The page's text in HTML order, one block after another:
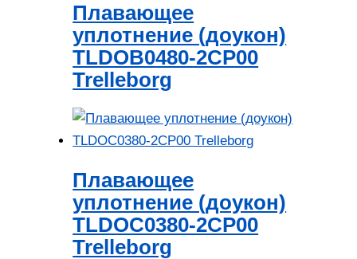
Плавающее
уплотнение (доукон)
TLDOB0480-2CP00
Trelleborg
Плавающее
уплотнение (доукон)
TLDOC0380-2CP00
Trelleborg